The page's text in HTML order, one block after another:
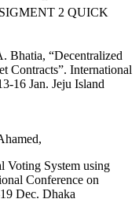
2 QUICK
Bhatia, “Decentralized
Contracts”. International
16 Jan. Jeju Island
Voting System using
Conference on
Dec. Dhaka